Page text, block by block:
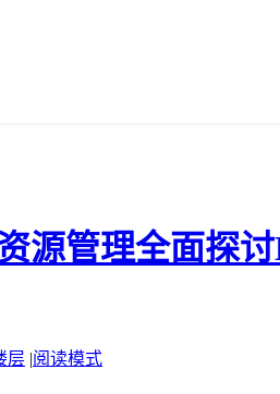
源管理全面探
层 |阅读模式